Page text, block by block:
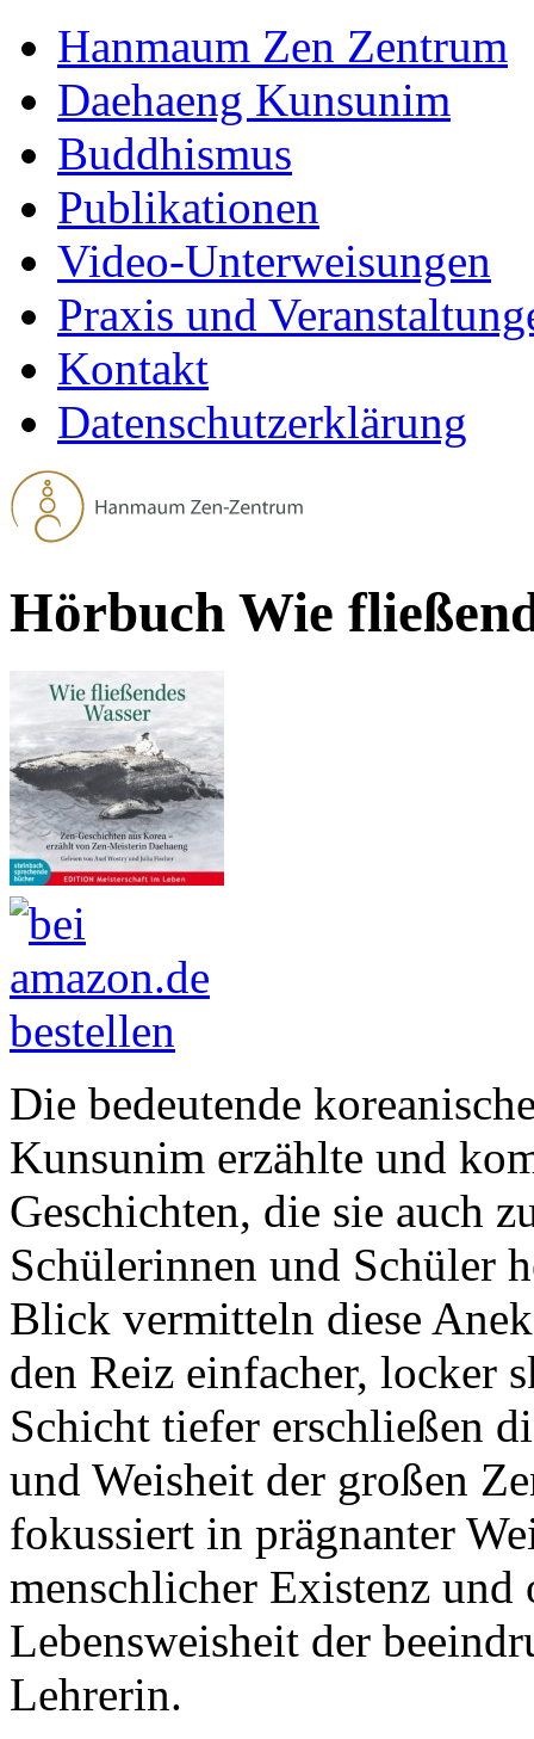
Hanmaum Zen Zentrum
Daehaeng Kunsunim
Buddhismus
Publikationen
Video-Unterweisungen
Praxis und
Kontakt
Datenschutzerklärung
Hörbuch Wie
Die bedeutende
Kunsunim erzählte und
Geschichten, die sie auch
Schülerinnen und Schüler
Blick vermitteln diese
den Reiz einfacher, locker
Schicht tiefer erschließen
und Weisheit der großen
fokussiert in prägnanter
menschlicher Existenz und
Lebensweisheit der
Lehrerin.